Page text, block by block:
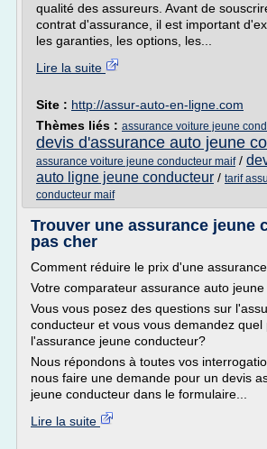
qualité des assureurs. Avant de
contrat d'assurance, il est important
les garanties, les options, les...
Lire la suite
Site : http://assur-auto-en-ligne.com
Thèmes liés : assurance voiture jeune
devis d'assurance auto jeune
assurance voiture jeune conducteur maif/
auto ligne jeune conducteur / tarif
conducteur maif
Trouver une assurance jeune
pas cher
Comment réduire le prix d'une
Votre comparateur assurance auto
Vous vous posez des questions sur
conducteur et vous vous demandez
l'assurance jeune conducteur?
Nous répondons à toutes vos
nous faire une demande pour un devis
jeune conducteur dans le formulaire...
Lire la suite